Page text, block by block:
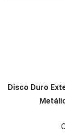
Disco Duro